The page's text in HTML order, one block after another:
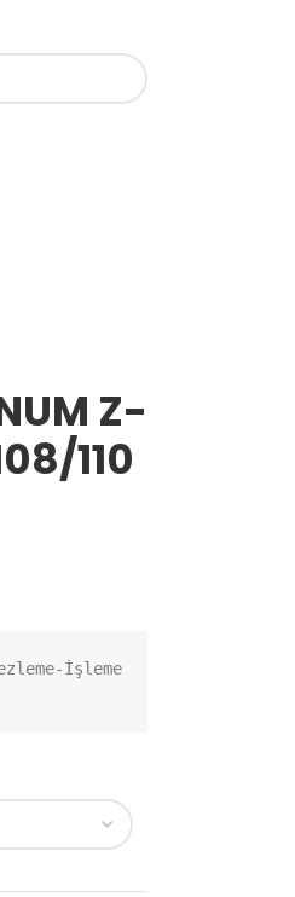
Z-
110
İşleme